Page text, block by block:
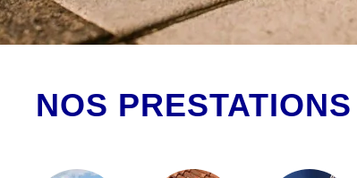
NOS PRESTATIONS